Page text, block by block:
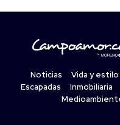
Noticias Vida y estilo
Escapadas
Inmobiliaria